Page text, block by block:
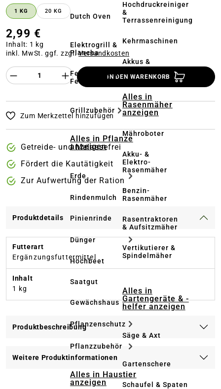
Dutch Oven
Elektrogrill &
Plancha
Feuerstelle &
Feuerschale
Grillzubehör
Alles in Pflanze
anzeigen
Erde
Rindenmulch
Pinienrinde
Dünger
Hochbeet
Saatgut
Gewächshaus
Pflanzenschutz
Pflanzzubehör
Alles in Haustier
anzeigen
Hochdruckreiniger
&
Terrassenreinigung
Kehrmaschinen
Akkus &
Alles in
Rasenmäher
anzeigen
Mähroboter
Akku- &
Elektro-
Rasenmäher
Benzin-
Rasenmäher
Rasentraktoren
& Aufsitzmäher
Vertikutierer &
Spindelmäher
Alles in
Gartengeräte & -
helfer anzeigen
Säge & Axt
Gartenschere
Schaufel & Spaten
1 KG 20 KG
2,99 €
Inhalt: 1 kg
inkl. MwSt. ggf. zzgl.Versandkosten
Produkt Anzahl des Produktes
IN DEN WARENKORB
Zum Merkzettel hinzufügen
Getreide- und Melassefrei
Fördert die Kautätigkeit
Zur Aufwertung der Ration
Produktdetails
Futterart
Ergänzungsfuttermittel
Inhalt
1 kg
Produktbeschreibung
Weitere Produktinformationen